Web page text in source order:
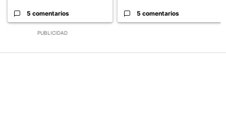
PUBLICIDAD
5 comentarios 5 comentarios